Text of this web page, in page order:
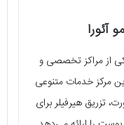
آئورا
از مراکز تخصصی و
مرکز خدمات متنوعی
تزریق هیرفیلر برای